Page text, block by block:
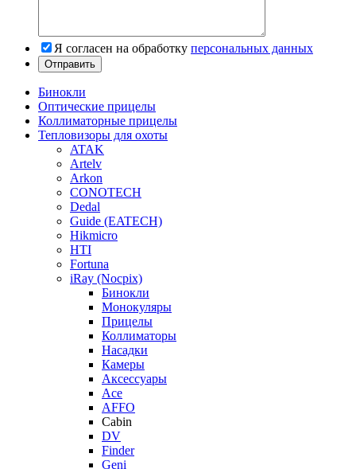
Я согласен на обработку персональных данных
Бинокли
Оптические прицелы
Коллиматорные прицелы
Тепловизоры для охоты
ATAK
Artelv
Arkon
CONOTECH
Dedal
Guide (EATECH)
Hikmicro
HTI
Fortuna
iRay (Nocpix)
Бинокли
Монокуляры
Прицелы
Коллиматоры
Насадки
Камеры
Аксессуары
Ace
AFFO
Cabin
DV
Finder
Geni